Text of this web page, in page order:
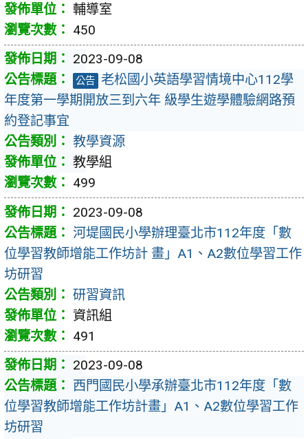
輔導室
450
2023-09-08
公告 老松國小英語學習情境中心112學
年度第一學期開放三到六年 級學生遊學體驗網路預
約登記事宜
教學資源
教學組
499
2023-09-08
河堤國民小學辦理臺北市112年度「數
位學習教師增能工作坊計 畫」A1、A2數位學習工作
坊研習
研習資訊
資訊組
491
2023-09-08
西門國民小學承辦臺北市112年度「數
位學習教師增能工作坊計畫」A1、A2數位學習工作
坊研習